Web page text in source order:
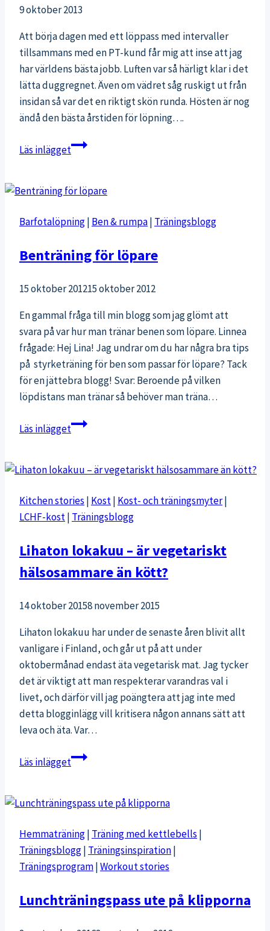
9 oktober 2013
Att börja dagen med ett löppass med intervaller
tillsammans med en PT-kund får mig att inse att jag
har världens bästa jobb. Luften var så härligt klar i det
lätta duggregnet. Även om vädret såg ruskigt ut från
insidan så var det en riktigt skön runda. Hösten är nog
ändå den bästa årstiden för löpning….
Läs inläggetSköna
Fölisön
Barfotalöpning| Ben & rumpa| Träningsblogg
Benträning för löpare
15 oktober 201215 oktober 2012
En gammal fråga till min blogg som jag glömt att
svara på var hur man tränar benen som löpare. Linnea
frågade: Hej Lina! Jag undrar om du har några bra tips
på styrketräning för ben som passar för löpare? Tack
för en jättebra blogg! Svar: Beroende på vilken
löpdistans man tränar så behöver man träna…
Läs inläggetBenträning
Kitchen stories | Kost| Kost- och träningsmyter|
LCHF-kost| Träningsblogg
Lihaton lokakuu – är vegetariskt
hälsosammare än kött?
14 oktober 20158 november 2015
Lihaton lokakuu har under de senaste åren blivit allt
vanligare i Finland, och går ut på att under
oktobermånad endast äta vegetarisk mat. Jag tycker
det är viktigt att man respekterar varandras val i
livet, och därför vill jag poängtera att jag inte med
detta blogginlägg vill kritisera någon annans sätt att
leva och äta. Var…
Läs inläggetLihaton
är
hälsosammare
än
kött?
Hemmaträning| Träning med kettlebells |
Träningsblogg| Träningsinspiration|
Träningsprogram|Workout stories
Lunchträningspass ute på klipporna